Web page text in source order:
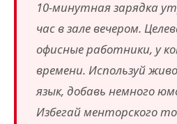
10-минутная зарядка
час в зале вечером.
офисные работники, у
времени. Используй
язык, добавь немного
Избегай менторского